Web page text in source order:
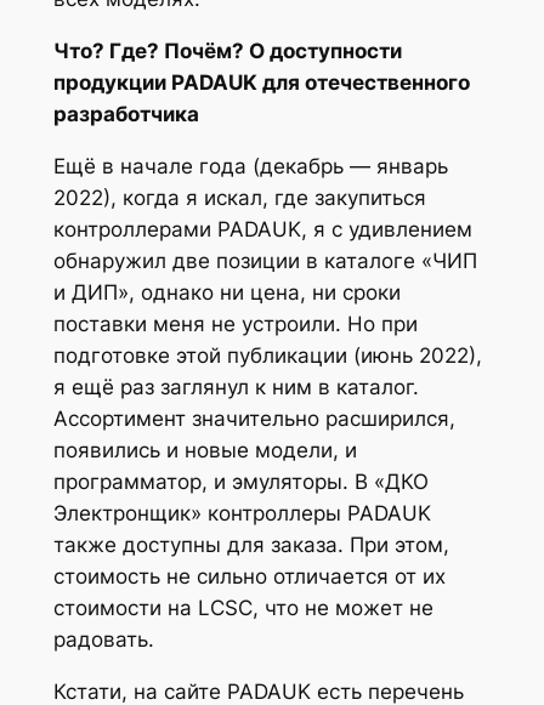
Что? Где? Почём? О доступности
продукции PADAUK для отечественного
разработчика
Ещё в начале года (декабрь — январь
2022), когда я искал, где закупиться
контроллерами PADAUK, я с удивлением
обнаружил две позиции в каталоге «ЧИП
и ДИП», однако ни цена, ни сроки
поставки меня не устроили. Но при
подготовке этой публикации (июнь 2022),
я ещё раз заглянул к ним в каталог.
Ассортимент значительно расширился,
появились и новые модели, и
программатор, и эмуляторы. В «ДКО
Электронщик» контроллеры PADAUK
также доступны для заказа. При этом,
стоимость не сильно отличается от их
стоимости на LCSC, что не может не
радовать.
Кстати, на сайте PADAUK есть перечень